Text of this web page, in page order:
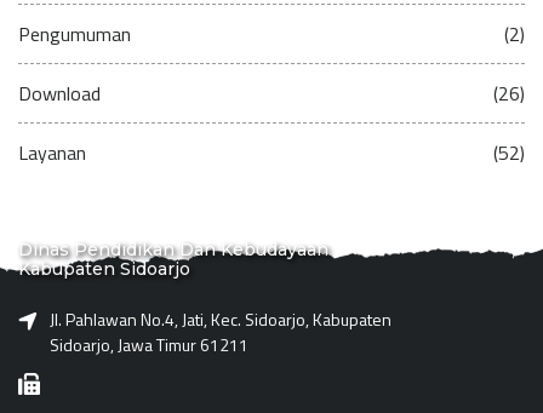
Pengumuman (2)
Download (26)
Layanan (52)
Dinas Pendidikan Dan Kebudayaan
Kabupaten Sidoarjo
Jl. Pahlawan No.4, Jati, Kec. Sidoarjo, Kabupaten
Sidoarjo, Jawa Timur 61211